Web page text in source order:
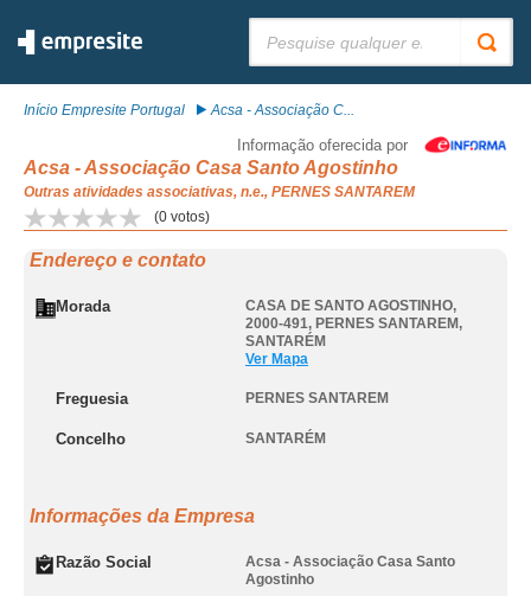
Início Empresite Portugal Acsa - Associação C...
Informação oferecida por
Acsa - Associação Casa Santo Agostinho
Outras atividades associativas, n.e., PERNES SANTAREM
(0 votos)
Endereço e contato
Morada
CASA DE SANTO AGOSTINHO,
2000-491, PERNES SANTAREM ,
SANTARÉM
Ver Mapa
Freguesia PERNES SANTAREM
Concelho SANTARÉM
Informações da Empresa
Razão Social
Acsa - Associação Casa Santo
Agostinho